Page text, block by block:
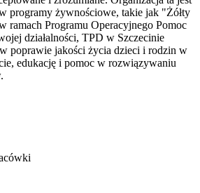
programy żywnościowe, takie jak "Żółty
ramach Programu Operacyjnego Pomoc
działalności, TPD w Szczecinie
poprawie jakości życia dzieci i rodzin w
edukację i pomoc w rozwiązywaniu